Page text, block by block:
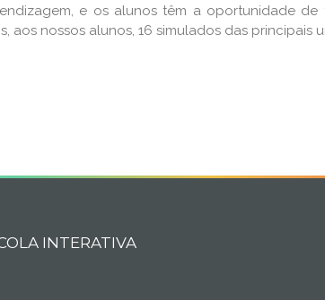
e os alunos têm a oportunidade
aos nossos alunos, 16 simulados das principais
INTERATIVA